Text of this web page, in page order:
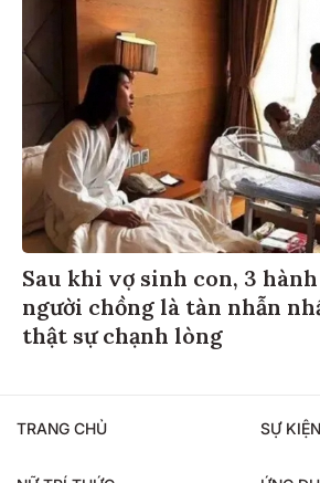
Sau khi vợ sinh con, 3
người chồng là tàn nhẫn
thật sự chạnh lòng
TRANG CHỦ SỰ KIỆN